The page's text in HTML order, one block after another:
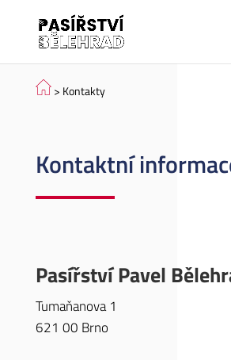
> Kontakty
Kontaktní
Pasířství Pavel
Tumaňanova 1
621 00 Brno